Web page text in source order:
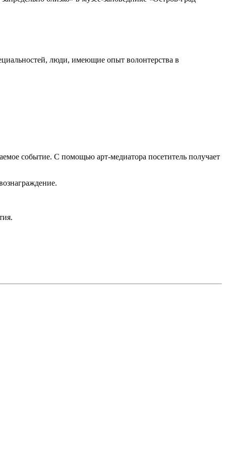
люди, имеющие опыт волонтерства в
событие. С помощью арт-медиатора посетитель получает